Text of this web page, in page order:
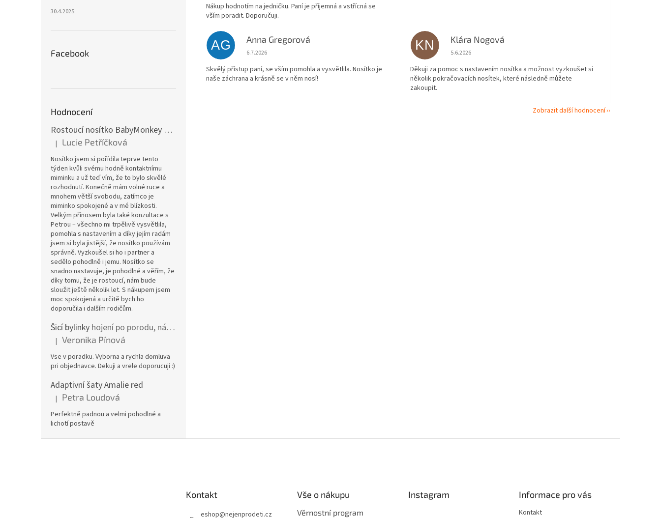
30.4.2025
Facebook
Hodnocení
Rostoucí nosítko BabyMonkey Original Essential - khaki zelené
Hodnocení produktu je 5 z 5 hvězdiček.
| Lucie Petříčková
Nosítko jsem si pořídila teprve tento
týden kvůli svému hodně kontaktnímu
miminku a už teď vím, že to bylo skvělé
rozhodnutí. Konečně mám volné ruce a
mnohem větší svobodu, zatímco je
miminko spokojené a v mé blízkosti.
Velkým přínosem byla také konzultace s
Petrou – všechno mi trpělivě vysvětlila,
pomohla s nastavením a díky jejím radám
jsem si byla jistější, že nosítko používám
správně. Vyzkoušel si ho i partner a
sedělo pohodlně i jemu. Nosítko se
snadno nastavuje, je pohodlné a věřím, že
díky tomu, že je rostoucí, nám bude
sloužit ještě několik let. S nákupem jsem
moc spokojená a určitě bych ho
doporučila i dalším rodičům.
Šicí bylinky hojení po porodu, nástřih a jizvy
Hodnocení produktu je 5 z 5 hvězdiček.
| Veronika Pínová
Vse v poradku. Vyborna a rychla domluva
pri objednavce. Dekuji a vrele doporucuji :)
Adaptivní šaty Amalie red
Hodnocení produktu je 5 z 5 hvězdiček.
| Petra Loudová
Perfektně padnou a velmi pohodlné a
lichotí postavě
Nákup hodnotím na jedničku. Paní je příjemná a vstřícná se
vším poradit. Doporučuji.
AG Anna Gregorová
Hodnocení obchodu je 5 z 5 hvězdiček.
6.7.2026
Skvělý přístup paní, se vším pomohla a vysvětlila. Nosítko je
naše záchrana a krásně se v něm nosí!
KN Klára Nogová
Hodnocení obchodu je 5 z 5 hvězdiček.
5.6.2026
Děkuji za pomoc s nastavením nosítka a možnost vyzkoušet si
několik pokračovacích nosítek, které následně můžete
zakoupit.
Zobrazit další hodnocení
Kontakt
eshop@nejenprodeti.cz
Vše o nákupu
Věrnostní program
Instagram Informace pro vás
Kontakt